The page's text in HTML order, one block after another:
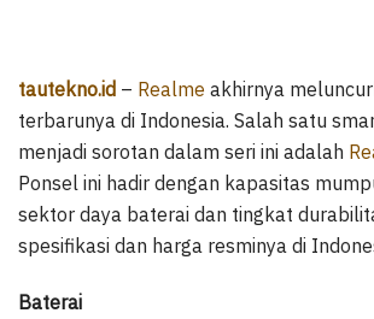
tautekno.id – Realme akhirnya
terbarunya di Indonesia. Salah satu
menjadi sorotan dalam seri ini adalah
Ponsel ini hadir dengan kapasitas
sektor daya baterai dan tingkat
spesifikasi dan harga resminya di
Baterai